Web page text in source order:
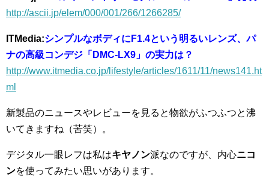
http://ascii.jp/elem/000/001/266/1266285/
ITMedia:シンプルなボディにF1.4という明るいレンズ、パ
ナの高級コンデジ「DMC-LX9」の実力は？
http://www.itmedia.co.jp/lifestyle/articles/1611/11/news141.ht
ml
新製品のニュースやレビューを見ると物欲がふつふつと沸
いてきますね（苦笑）。
デジタル一眼レフは私はキヤノン派なのですが、内心ニコ
ンを使ってみたい思いがあります。